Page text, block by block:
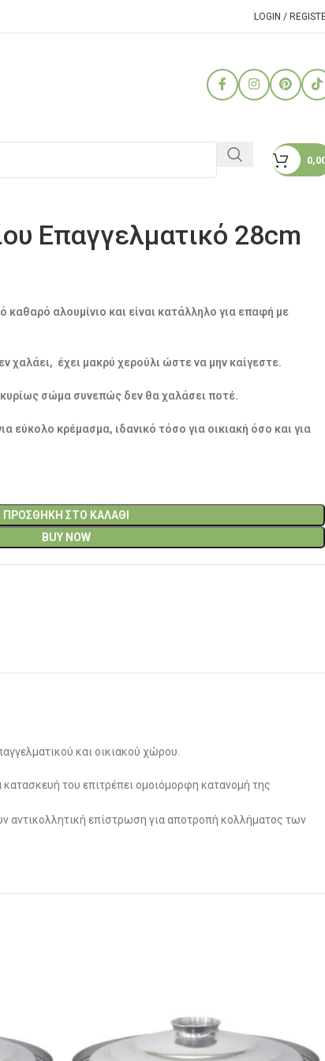
LOGIN /
Επαγγελματικό 28cm
καθαρό αλουμίνιο και είναι κατάλληλο για επαφή με
χαλάει, έχει μακρύ χερούλι ώστε να μην καίγεστε.
σώμα συνεπώς δεν θα χαλάσει ποτέ.
εύκολο κρέμασμα, ιδανικό τόσο για οικιακή όσο και για
ΠΡΟΣΘΉΚΗ ΣΤΟ ΚΑΛΆΘΙ
BUY NOW
και οικιακού χώρου.
του επιτρέπει ομοιόμορφη κατανομή της
αντικολλητική επίστρωση για αποτροπή κολλήματος των